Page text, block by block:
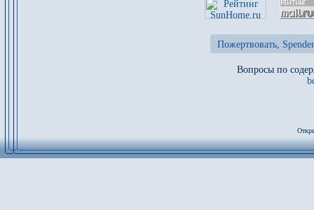
Пожертвовать,
Вопросы по